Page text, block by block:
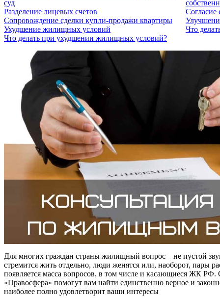
суд
Разделение лицевых счетов
Согласие
Сопровождение сделки купли-продажи квартиры
Ухудшение жилищных условий
Что
Что делать при ухудшении жилищных условий?
Для многих граждан страны жилищный вопрос – не пустой
стремится жить отдельно, люди женятся или, наоборот, пары
появляется масса вопросов, в том числе и касающиеся ЖК
«Правосфера» помогут вам найти единственно верное и
наиболее полно удовлетворит ваши интересы